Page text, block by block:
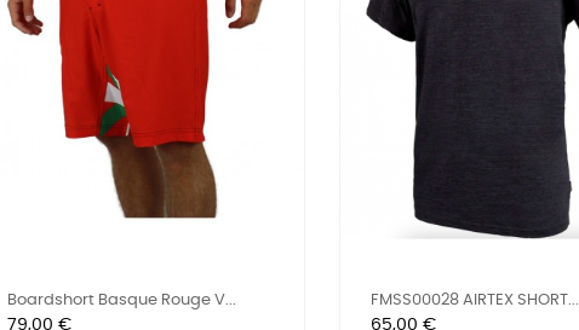
Boardshort Basque Rouge V...
Prix
79,00 €
FMSS00028 AIRTEX SHORT...
Prix
65,00 €